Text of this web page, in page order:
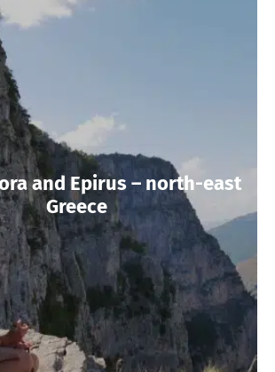
and Epirus – north-east
Greece